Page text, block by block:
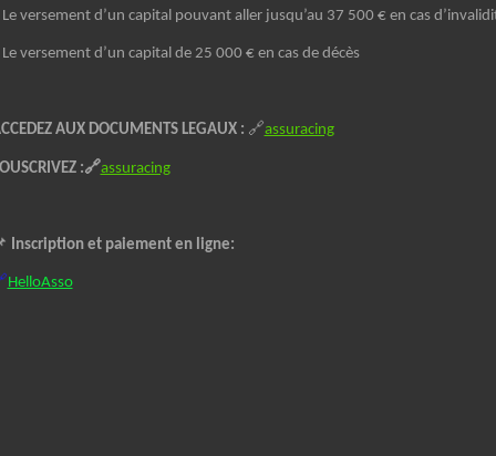
Le versement d’un capital pouvant aller jusqu’au 37 500 € en cas
Le versement d’un capital de 25 000 € en cas de décès
AUX DOCUMENTS LEGAUX : 🔗assuracing
:🔗assuracing
Inscription et paiement en ligne:
HelloAsso